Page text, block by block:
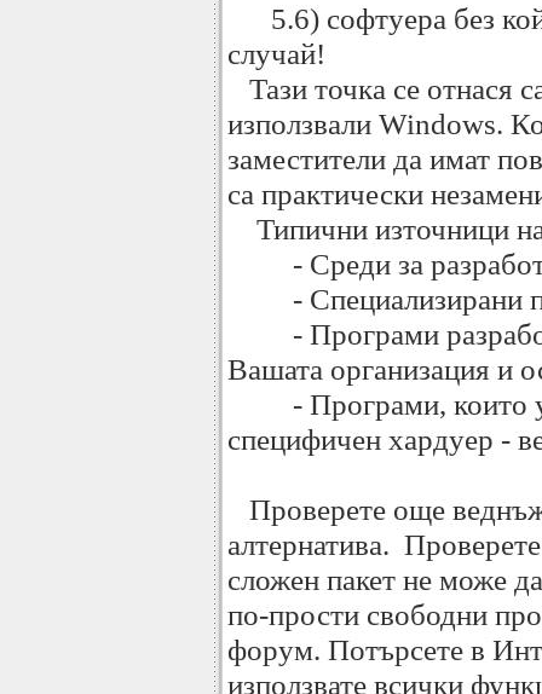
5.6) софтуера без
случай!
Тази точка се отнася
използвали Windows.
заместители да имат
са практически
Типични източници
- Среди за
- Специализирани
- Програми
Вашата организация и
- Програми, които
специфичен хардуер -
Проверете още
алтернатива.
сложен пакет не може
по-прости свободни
форум. Потърсете в
използвате всички